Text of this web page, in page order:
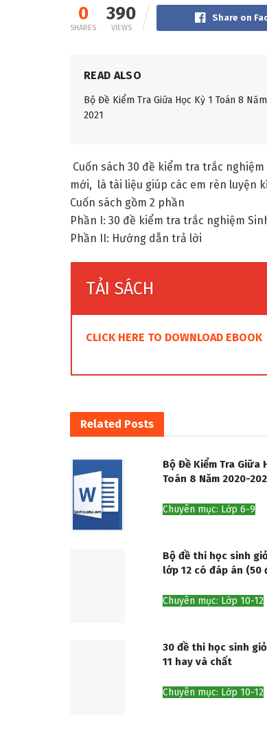
0
SHARES
390
VIEWS
Share on
READ ALSO
Bộ Đề Kiểm Tra Giữa Học Kỳ 1 Toán 8
2021
Cuốn sách 30 đề kiểm tra trắc
mới, là tài liệu giúp các em rèn luyện
Cuốn sách gồm 2 phần
Phần I: 30 đề kiểm tra trắc nghiệm
Phần II: Hướng dẫn trả lời
TẢI SÁCH
CLICK HERE TO DOWNLOAD EBOOK
Related Posts
Bộ Đề Kiểm Tra Giữa
Toán 8 Năm 2020-
Chuyên mục: Lớp 6-9
Bộ đề thi học sinh
lớp 12 có đáp án (50
Chuyên mục: Lớp 10-12
30 đề thi học sinh
11 hay và chất
Chuyên mục: Lớp 10-12